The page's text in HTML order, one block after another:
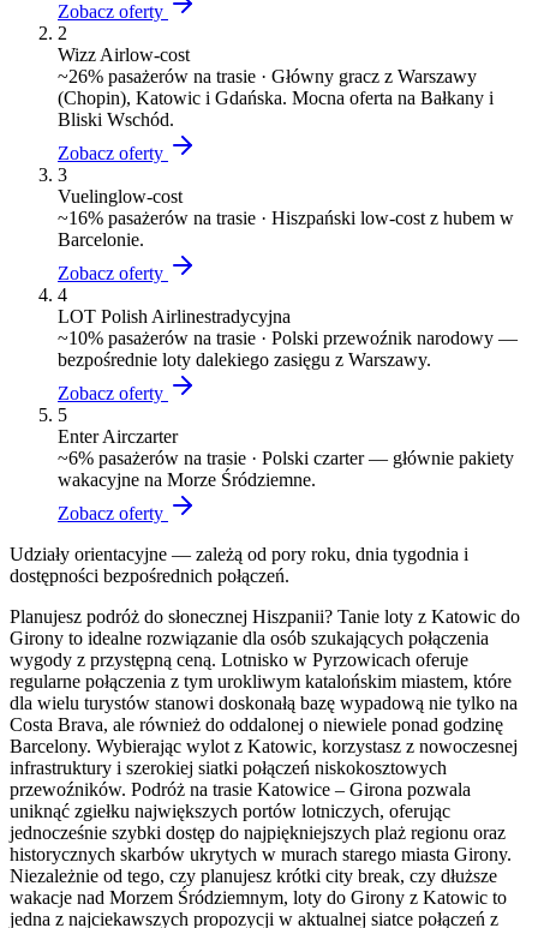
Zobacz oferty
2
Wizz Airlow-cost
~26% pasażerów na trasie · Główny gracz z Warszawy
(Chopin), Katowic i Gdańska. Mocna oferta na Bałkany i
Bliski Wschód.
Zobacz oferty
3
Vuelinglow-cost
~16% pasażerów na trasie · Hiszpański low-cost z hubem w
Barcelonie.
Zobacz oferty
4
LOT Polish Airlinestradycyjna
~10% pasażerów na trasie · Polski przewoźnik narodowy —
bezpośrednie loty dalekiego zasięgu z Warszawy.
Zobacz oferty
5
Enter Airczarter
~6% pasażerów na trasie · Polski czarter — głównie pakiety
wakacyjne na Morze Śródziemne.
Zobacz oferty
Udziały orientacyjne — zależą od pory roku, dnia tygodnia i
dostępności bezpośrednich połączeń.
Planujesz podróż do słonecznej Hiszpanii? Tanie loty z Katowic do
Girony to idealne rozwiązanie dla osób szukających połączenia
wygody z przystępną ceną. Lotnisko w Pyrzowicach oferuje
regularne połączenia z tym urokliwym katalońskim miastem, które
dla wielu turystów stanowi doskonałą bazę wypadową nie tylko na
Costa Brava, ale również do oddalonej o niewiele ponad godzinę
Barcelony. Wybierając wylot z Katowic, korzystasz z nowoczesnej
infrastruktury i szerokiej siatki połączeń niskokosztowych
przewoźników. Podróż na trasie Katowice – Girona pozwala
uniknąć zgiełku największych portów lotniczych, oferując
jednocześnie szybki dostęp do najpiękniejszych plaż regionu oraz
historycznych skarbów ukrytych w murach starego miasta Girony.
Niezależnie od tego, czy planujesz krótki city break, czy dłuższe
wakacje nad Morzem Śródziemnym, loty do Girony z Katowic to
jedna z najciekawszych propozycji w aktualnej siatce połączeń z